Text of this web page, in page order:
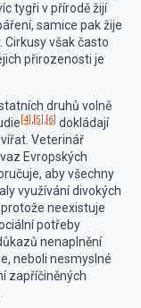
tygři v přírodě žijí
samice pak žije
však často
přirozenosti je
druhů volně
[4] ,[5] ,[6] dokládají
Veterinář
Evropských
aby všechny
využívání divokých
neexistuje
potřeby
nenaplnění
neboli nesmyslné
zapříčiněných